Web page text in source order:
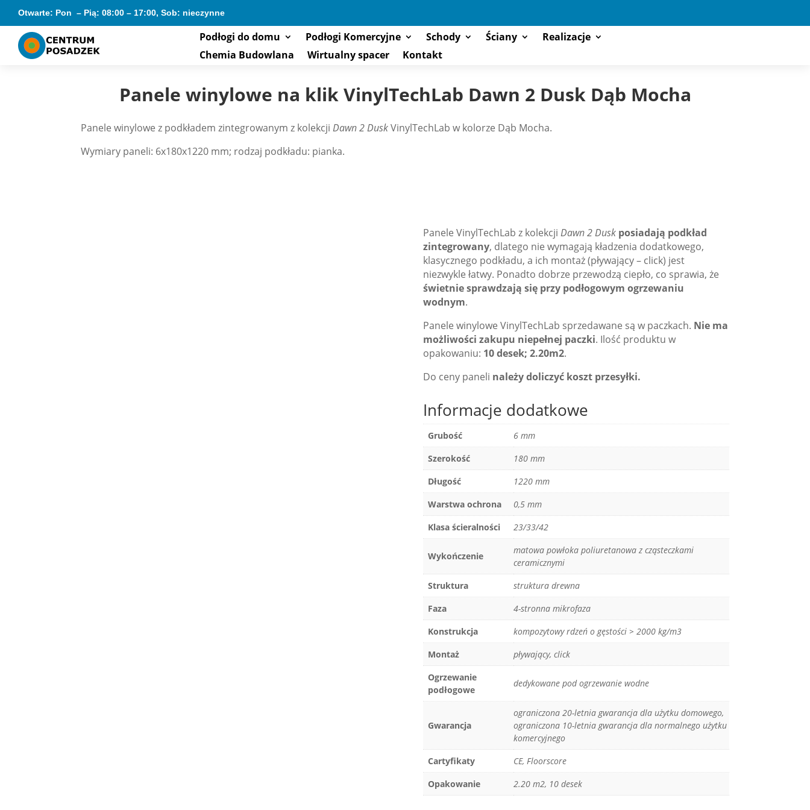
Otwarte: Pon – Pią: 08:00 – 17:00, Sob: nieczynne
Podłogi do domu Podłogi Komercyjne Schody Ściany
Realizacje
Chemia Budowlana
Wirtualny spacer Kontakt
Panele winylowe na klik VinylTechLab Dawn 2 Dusk Dąb Mocha
Panele winylowe z podkładem zintegrowanym z kolekcjiDawn 2 DuskVinylTechLab w kolorze Dąb Mocha.
Wymiary paneli: 6x180x1220 mm; rodzaj podkładu: pianka.
Panele VinylTechLab z kolekcji Dawn 2 Dusk posiadają podkład
zintegrowany, dlatego nie wymagają kładzenia dodatkowego,
klasycznego podkładu, a ich montaż (pływający – click) jest
niezwykle łatwy. Ponadto dobrze przewodzą ciepło, co sprawia, że
świetnie sprawdzają się przy podłogowym ogrzewaniu
wodnym.
Panele winylowe VinylTechLab sprzedawane są w paczkach. Nie ma
możliwości zakupu niepełnej paczki. Ilość produktu w
opakowaniu: 10 desek; 2.20m2.
Do ceny paneli należy doliczyć koszt przesyłki.
Informacje dodatkowe
Grubość
6 mm
Szerokość
180 mm
Długość
1220 mm
Warstwa ochrona
0,5 mm
Klasa ścieralności
23/33/42
Wykończenie
matowa powłoka poliuretanowa z cząsteczkami
ceramicznymi
Struktura
struktura drewna
Faza
4-stronna mikrofaza
Konstrukcja
kompozytowy rdzeń o gęstości > 2000 kg/m3
Montaż
pływający, click
Ogrzewanie
podłogowe
dedykowane pod ogrzewanie wodne
Gwarancja
ograniczona 20-letnia gwarancja dla użytku domowego,
ograniczona 10-letnia gwarancja dla normalnego użytku
komercyjnego
Cartyfikaty
CE, Floorscore
Opakowanie
2.20 m2, 10 desek